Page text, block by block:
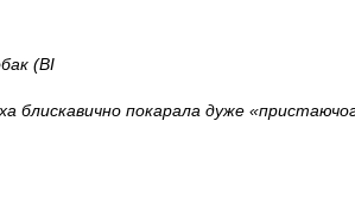
(ВІ
блискавично покарала дуже